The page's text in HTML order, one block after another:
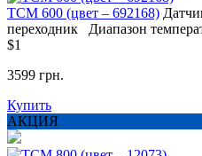
ТСМ 600 (цвет – 692168)
переходник
Диапазон
$1
3599 грн.
Купить
АКЦИЯ